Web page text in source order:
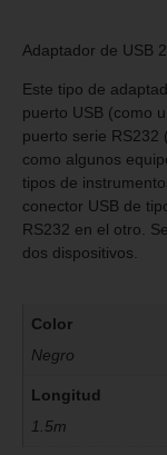
Adaptador de USB
Este tipo de
puerto USB (como
puerto serie RS232
como algunos
tipos de
conector USB de
RS232 en el otro.
dos dispositivos.
Color
Negro
Longitud
1.5m